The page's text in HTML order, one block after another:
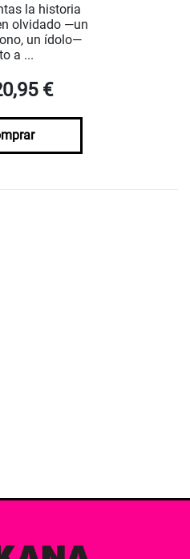
la historia
olvidado —un
un ídolo—
a ...
€